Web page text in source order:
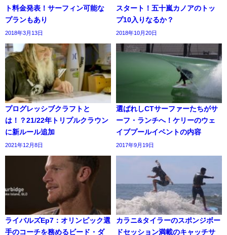
ト料金発表！サーフィン可能な
プランもあり
2018年3月13日
スタート！五十嵐カノアのトッ
プ10入りなるか？
2018年10月20日
プログレッシブクラフトと
は！？21/22年トリプルクラウン
に新ルール追加
2021年12月8日
選ばれしCTサーファーたちがサ
ーフ・ランチへ！ケリーのウェ
イブプールイベントの内容
2017年9月19日
ライバルズEp7：オリンピック選
手のコーチを務めるビード・ダ
カラニ&タイラーのスポンジボー
ドセッション満載のキャッチサ